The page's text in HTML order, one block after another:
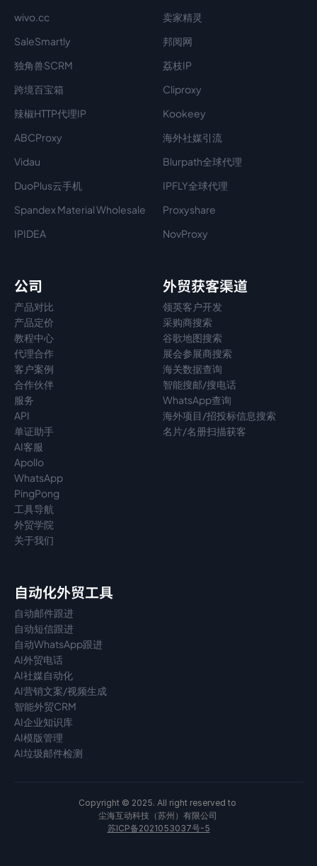
wivo.cc
卖家精灵
SaleSmartly
邦阅网
独角兽SCRM
荔枝IP
跨境百宝箱
Cliproxy
辣椒HTTP代理IP
Kookeey
ABCProxy
海外社媒引流
Vidau
Blurpath全球代理
DuoPlus云手机
IPFLY全球代理
Spandex Material Wholesale​
Proxyshare
IPIDEA
NovProxy
公司
产品对比
产品定价
教程中心
代理合作
客户案例
合作伙伴
服务
API
单证助手
AI客服
Apollo
WhatsApp
PingPong
工具导航
外贸学院
关于我们
外贸获客渠道
领英客户开发
采购商搜索
谷歌地图搜索
展会参展商搜索
海关数据查询
智能搜邮/搜电话
WhatsApp查询
海外项目/招投标信息搜索
名片/名册扫描获客
自动化外贸工具
自动邮件跟进
自动短信跟进
自动WhatsApp跟进
AI外贸电话
AI社媒自动化
AI营销文案/视频生成
智能外贸CRM
AI企业知识库
AI模版管理
AI垃圾邮件检测
Copyright © 2025. All right reserved to
尘海互动科技（苏州）有限公司
苏ICP备2021053037号-5